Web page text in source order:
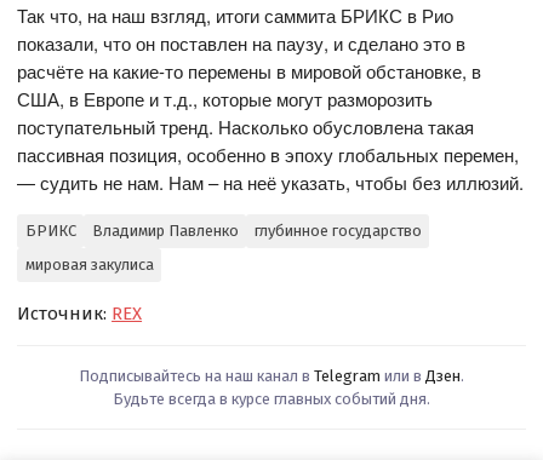
Так что, на наш взгляд, итоги саммита БРИКС в Рио
показали, что он поставлен на паузу, и сделано это в
расчёте на какие-то перемены в мировой обстановке, в
США, в Европе и т.д., которые могут разморозить
поступательный тренд. Насколько обусловлена такая
пассивная позиция, особенно в эпоху глобальных перемен,
— судить не нам. Нам – на неё указать, чтобы без иллюзий.
БРИКС Владимир Павленко
глубинное государство
мировая закулиса
Источник: REX
Подписывайтесь на наш канал в Telegram или в Дзен.
Будьте всегда в курсе главных событий дня.